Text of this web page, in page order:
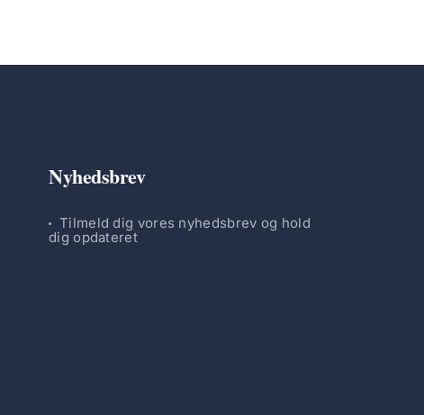
Nyhedsbrev
Tilmeld dig vores nyhedsbrev og hold
dig opdateret